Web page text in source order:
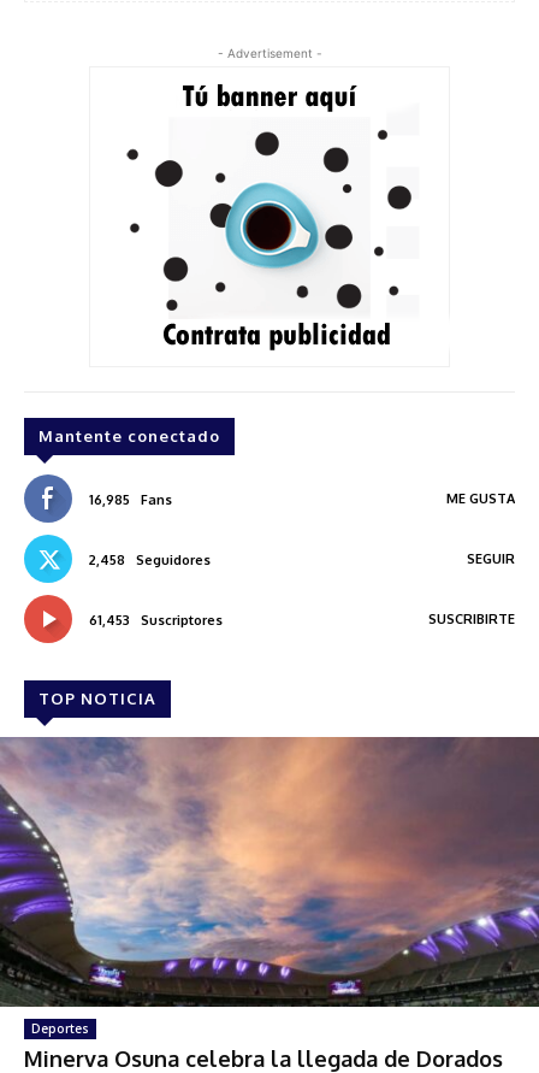
- Advertisement -
Mantente conectado
16,985 Fans ME GUSTA
2,458 Seguidores SEGUIR
61,453 Suscriptores SUSCRIBIRTE
TOP NOTICIA
Deportes
Minerva Osuna celebra la llegada de Dorados